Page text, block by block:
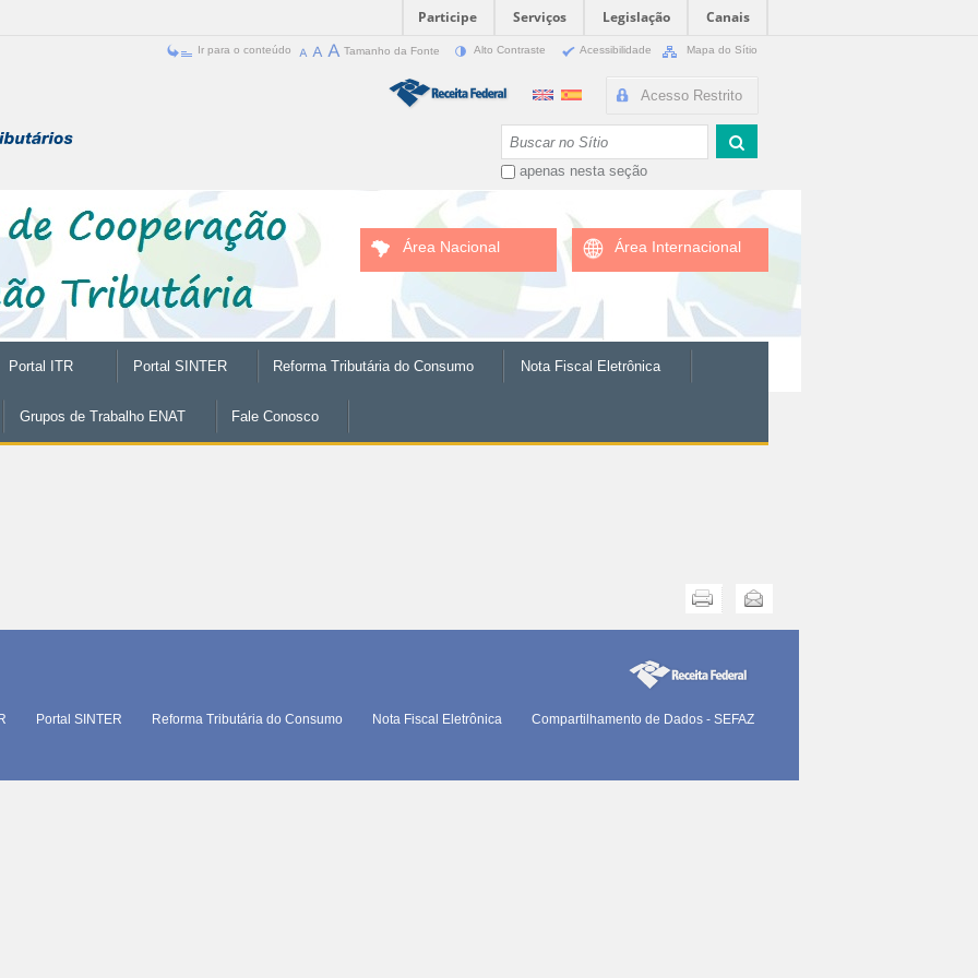
Participe Serviços Legislação
Canais
Ir para o conteúdo Tamanho da Fonte Alto Contraste Acessibilidade Mapa do Sítio
Acesso Restrito
apenas nesta seção
Área Nacional Área Internacional
Portal ITR Portal SINTER Reforma Tributária do Consumo Nota Fiscal Eletrônica
Grupos de Trabalho ENAT Fale Conosco
Enviar
Portal SINTER Reforma Tributária do Consumo Nota Fiscal Eletrônica
Compartilhamento de Dados - SEFAZ